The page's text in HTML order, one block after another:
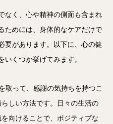
なく、心や精神の側面も含まれ
ためには、身体的なケアだけで
要があります。以下に、心の健
いくつか挙げてみます。
取って、感謝の気持ちを持つこ
しい方法です。日々の生活の
向けることで、ポジティブな